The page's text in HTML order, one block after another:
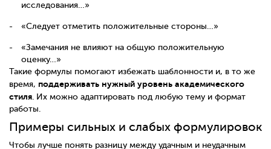
исследования…»
«Следует отметить положительные стороны…»
«Замечания не влияют на общую положительную
оценку…»
Такие формулы помогают избежать шаблонности и, в то же
время, поддерживать нужный уровень академического
стиля. Их можно адаптировать под любую тему и формат
работы.
Примеры сильных и слабых формулировок
Чтобы лучше понять разницу между удачным и неудачным